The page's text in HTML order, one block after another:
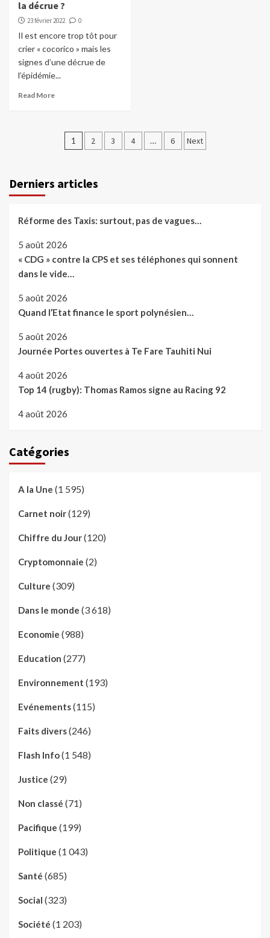
la décrue ?
23 février 2022 0
Il est encore trop tôt pour
crier « cocorico » mais les
signes d’une décrue de
l’épidémie...
Read More
Pagination
publications
1 2 3 4 … 6 Next
Derniers articles
Réforme des Taxis: surtout, pas de vagues…
5 août 2026
« CDG » contre la CPS et ses téléphones qui sonnent
dans le vide…
5 août 2026
Quand l’Etat finance le sport polynésien…
5 août 2026
Journée Portes ouvertes à Te Fare Tauhiti Nui
4 août 2026
Top 14 (rugby): Thomas Ramos signe au Racing 92
4 août 2026
Catégories
A la Une (1 595)
Carnet noir(129)
Chiffre du Jour(120)
Cryptomonnaie (2)
Culture (309)
Dans le monde (3 618)
Economie (988)
Education (277)
Environnement (193)
Evénements(115)
Faits divers(246)
Flash Info(1 548)
Justice (29)
Non classé (71)
Pacifique (199)
Politique (1 043)
Santé (685)
Social (323)
Société (1 203)